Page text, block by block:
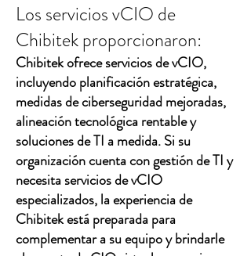
Los servicios vCIO de
Chibitek proporcionaron:
Chibitek ofrece servicios de vCIO,
incluyendo planificación estratégica,
medidas de ciberseguridad mejoradas,
alineación tecnológica rentable y
soluciones de TI a medida. Si su
organización cuenta con gestión de TI y
necesita servicios de vCIO
especializados, la experiencia de
Chibitek está preparada para
complementar a su equipo y brindarle